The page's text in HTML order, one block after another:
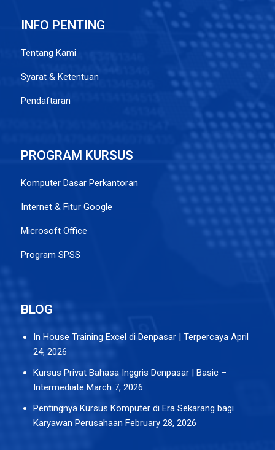
INFO PENTING
Tentang Kami
Syarat & Ketentuan
Pendaftaran
PROGRAM KURSUS
Komputer Dasar Perkantoran
Internet & Fitur Google
Microsoft Office
Program SPSS
BLOG
In House Training Excel di Denpasar | Terpercaya April
24, 2026
Kursus Privat Bahasa Inggris Denpasar | Basic –
Intermediate March 7, 2026
Pentingnya Kursus Komputer di Era Sekarang bagi
Karyawan Perusahaan February 28, 2026